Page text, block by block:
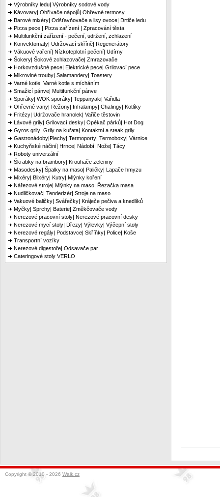
Výrobníky ledu| Výrobníky sodové vody
Kávovary| Ohřívače nápojů| Ohřevné termosy
Barové mixéry| Odšťavňovače a lisy ovoce| Drtiče ledu
Pizza pece | Pizza zařízení | Zpracování těsta
Multifunkční zařízení - pečení, udržení, zchlazení
Konvektomaty| Udržovací skříně| Regenerátory
Vákuové vaření| Nízkoteplotní pečení| Udírny
Šokery| Šokové zchlazovače| Zmrazovače
Horkovzdušné pece| Elektrické pece| Grilovací pece
Mikrovlné trouby| Salamandery| Toastery
Varné kotle| Varné kotle s mícháním
Smažicí pánve| Multifunkční pánve
Sporáky| WOK sporáky| Teppanyaki| Vařidla
Ohřevné vany| Režony| Infralampy| Chafingy| Kotlíky
Fritézy| Udržovače hranolek| Vařiče těstovin
Lávové grily| Grilovací desky| Opékač párků| Hot Dog
Gyros grily| Grily na kuřata| Kontaktní a steak grily
Gastronádoby|Plechy| Termoporty| Termoboxy| Várnice
Kuchyňské náčiní| Hrnce| Nádobí| Nože| Tácy
Roboty univerzální
Škrabky na brambory| Krouhače zeleniny
Masodesky| Špalky na maso| Paličky| Lapače hmyzu
Mixéry| Blixéry| Kutry| Mlýnky koření
Nářezové stroje| Mlýnky na maso| Řezačka masa
Nudličkovač| Tenderizér| Stroje na maso
Vakuové baličky| Svářečky| Kráječe pečiva a knedlíků
Myčky| Sprchy| Baterie| Změkčovače vody
Nerezové pracovní stoly| Nerezové pracovní desky
Nerezové mycí stoly| Dřezy| Výlevky| Výčepní stoly
Nerezové regály| Podstavce| Skříňky| Police| Koše
Transportní vozíky
Nerezové digestoře| Odsavače par
Cateringové stoly VERLO
Copyright © 2010 - 2026 Walk.cz